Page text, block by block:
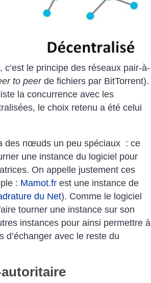
c’est le principe des réseaux pair-à-
to peerde fichiers par BitTorrent).
la concurrence avec les
le choix retenu a été celui
des nœuds un peu spéciaux : ce
une instance du logiciel pour
On appelle justement ces
: Mamot.fr est une instance de
du Net). Comme le logiciel
tourner une instance sur son
instances pour ainsi permettre à
d’échanger avec le reste du